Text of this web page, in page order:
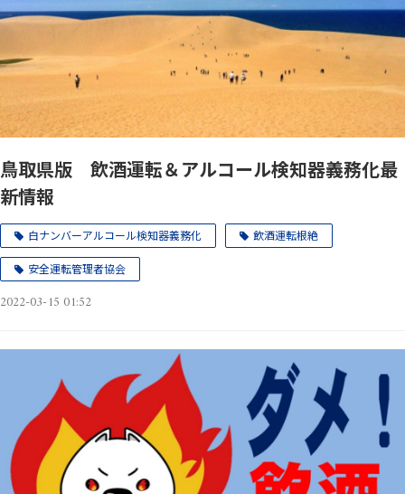
鳥取県版 飲酒運転＆アルコール検知器義務化最
新情報
白ナンバーアルコール検知器義務化 飲酒運転根絶
安全運転管理者協会
2022-03-15 01:52